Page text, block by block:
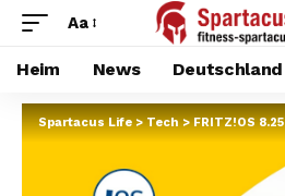
Aa
Heim News Deutschland
Spartacus Life>Tech>FRITZ!OS 8.25 rollt weiter aus: